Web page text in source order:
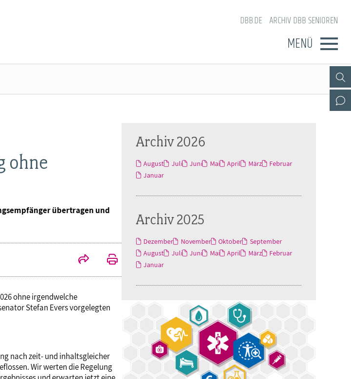
DBB.DE ARCHIV DBB SENIOREN
MENÜ
ohne
übertragen und
ohne irgendwelche
Stefan Evers vorgelegten
nach zeit- und inhaltsgleicher
Wir werten die Regelung
Archiv 2026
August Juli Juni Mai April März
Februar
Januar
Archiv 2025
Dezember November Oktober
September
August
Juli Juni Mai April März
Februar
Januar